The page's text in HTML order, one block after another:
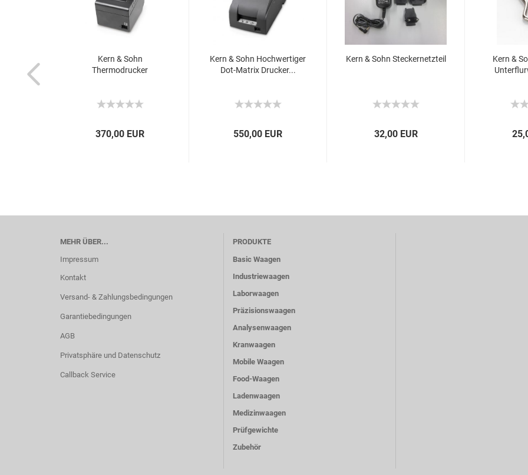
Kern & Sohn
Thermodrucker
370,00 EUR
Kern & Sohn Hochwertiger
Dot-Matrix Drucker...
550,00 EUR
Kern & Sohn Steckernetzteil
32,00 EUR
Kern &
MEHR ÜBER...
Impressum
Kontakt
Versand- & Zahlungsbedingungen
Garantiebedingungen
AGB
Privatsphäre und Datenschutz
Callback Service
PRODUKTE
Basic Waagen
Industriewaagen
Laborwaagen
Präzisionswaagen
Analysenwaagen
Kranwaagen
Mobile Waagen
Food-Waagen
Ladenwaagen
Medizinwaagen
Prüfgewichte
Zubehör